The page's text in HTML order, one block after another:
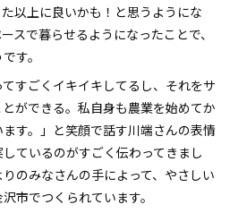
以上に良いかも！と思うようにな
スで暮らせるようになったことで、
す。
てすごくイキイキしてるし、それをサ
ができる。私自身も農業を始めてか
す。」と笑顔で話す川端さんの表情
ているのがすごく伝わってきまし
のみなさんの手によって、やさしい
市でつくられています。